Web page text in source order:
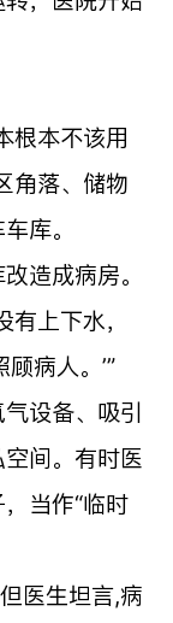
根本不该用
角落、储物
库。
造成病房。
上下水，
病人。’”
设备、吸引
间。有时医
当作“临时
医生坦言,病